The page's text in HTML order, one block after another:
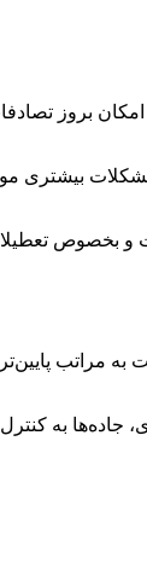
امکان بروز
مواجه
به
جاده‌ها